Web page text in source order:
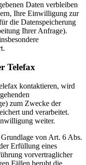
Daten verbleiben
Ihre Einwilligung zur
die Datenspeicherung
Ihrer Anfrage).
Telefax
kontaktieren, wird
zum Zwecke der
und verarbeitet.
weiter.
von Art. 6 Abs.
Erfüllung eines
vorvertraglicher
Fällen beruht die